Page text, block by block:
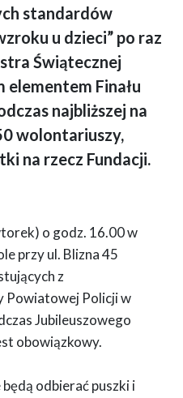
standardów
u dzieci” po raz
Świątecznej
elementem Finału
najbliższej na
wolontariuszy,
na rzecz Fundacji.
o godz. 16.00 w
przy ul. Blizna 45
z
Powiatowej Policji w
Jubileuszowego
obowiązkowy.
odbierać puszki i